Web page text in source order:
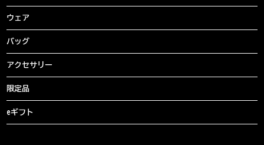
ウェア
バッグ
アクセサリー
限定品
eギフト